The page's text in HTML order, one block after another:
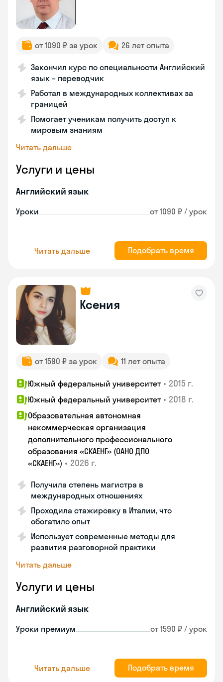
от 1090 ₽ за урок 26 лет опыта
Закончил курс по специальности Английский
язык – переводчик
Работал в международных коллективах за
границей
Помогает ученикам получить доступ к
мировым знаниям
Читать дальше
Услуги и цены
Английский язык
Уроки от 1090 ₽ / урок
Читать дальше Подобрать время
Ксения
от 1590 ₽ за урок 11 лет опыта
Южный федеральный университет • 2015 г.
Южный федеральный университет • 2018 г.
Образовательная автономная
некоммерческая организация
дополнительного профессионального
образования «СКАЕНГ» (ОАНО ДПО
«СКАЕНГ») • 2026 г.
Получила степень магистра в
международных отношениях
Проходила стажировку в Италии, что
обогатило опыт
Использует современные методы для
развития разговорной практики
Читать дальше
Услуги и цены
Английский язык
Уроки премиум от 1590 ₽ / урок
Читать дальше Подобрать время